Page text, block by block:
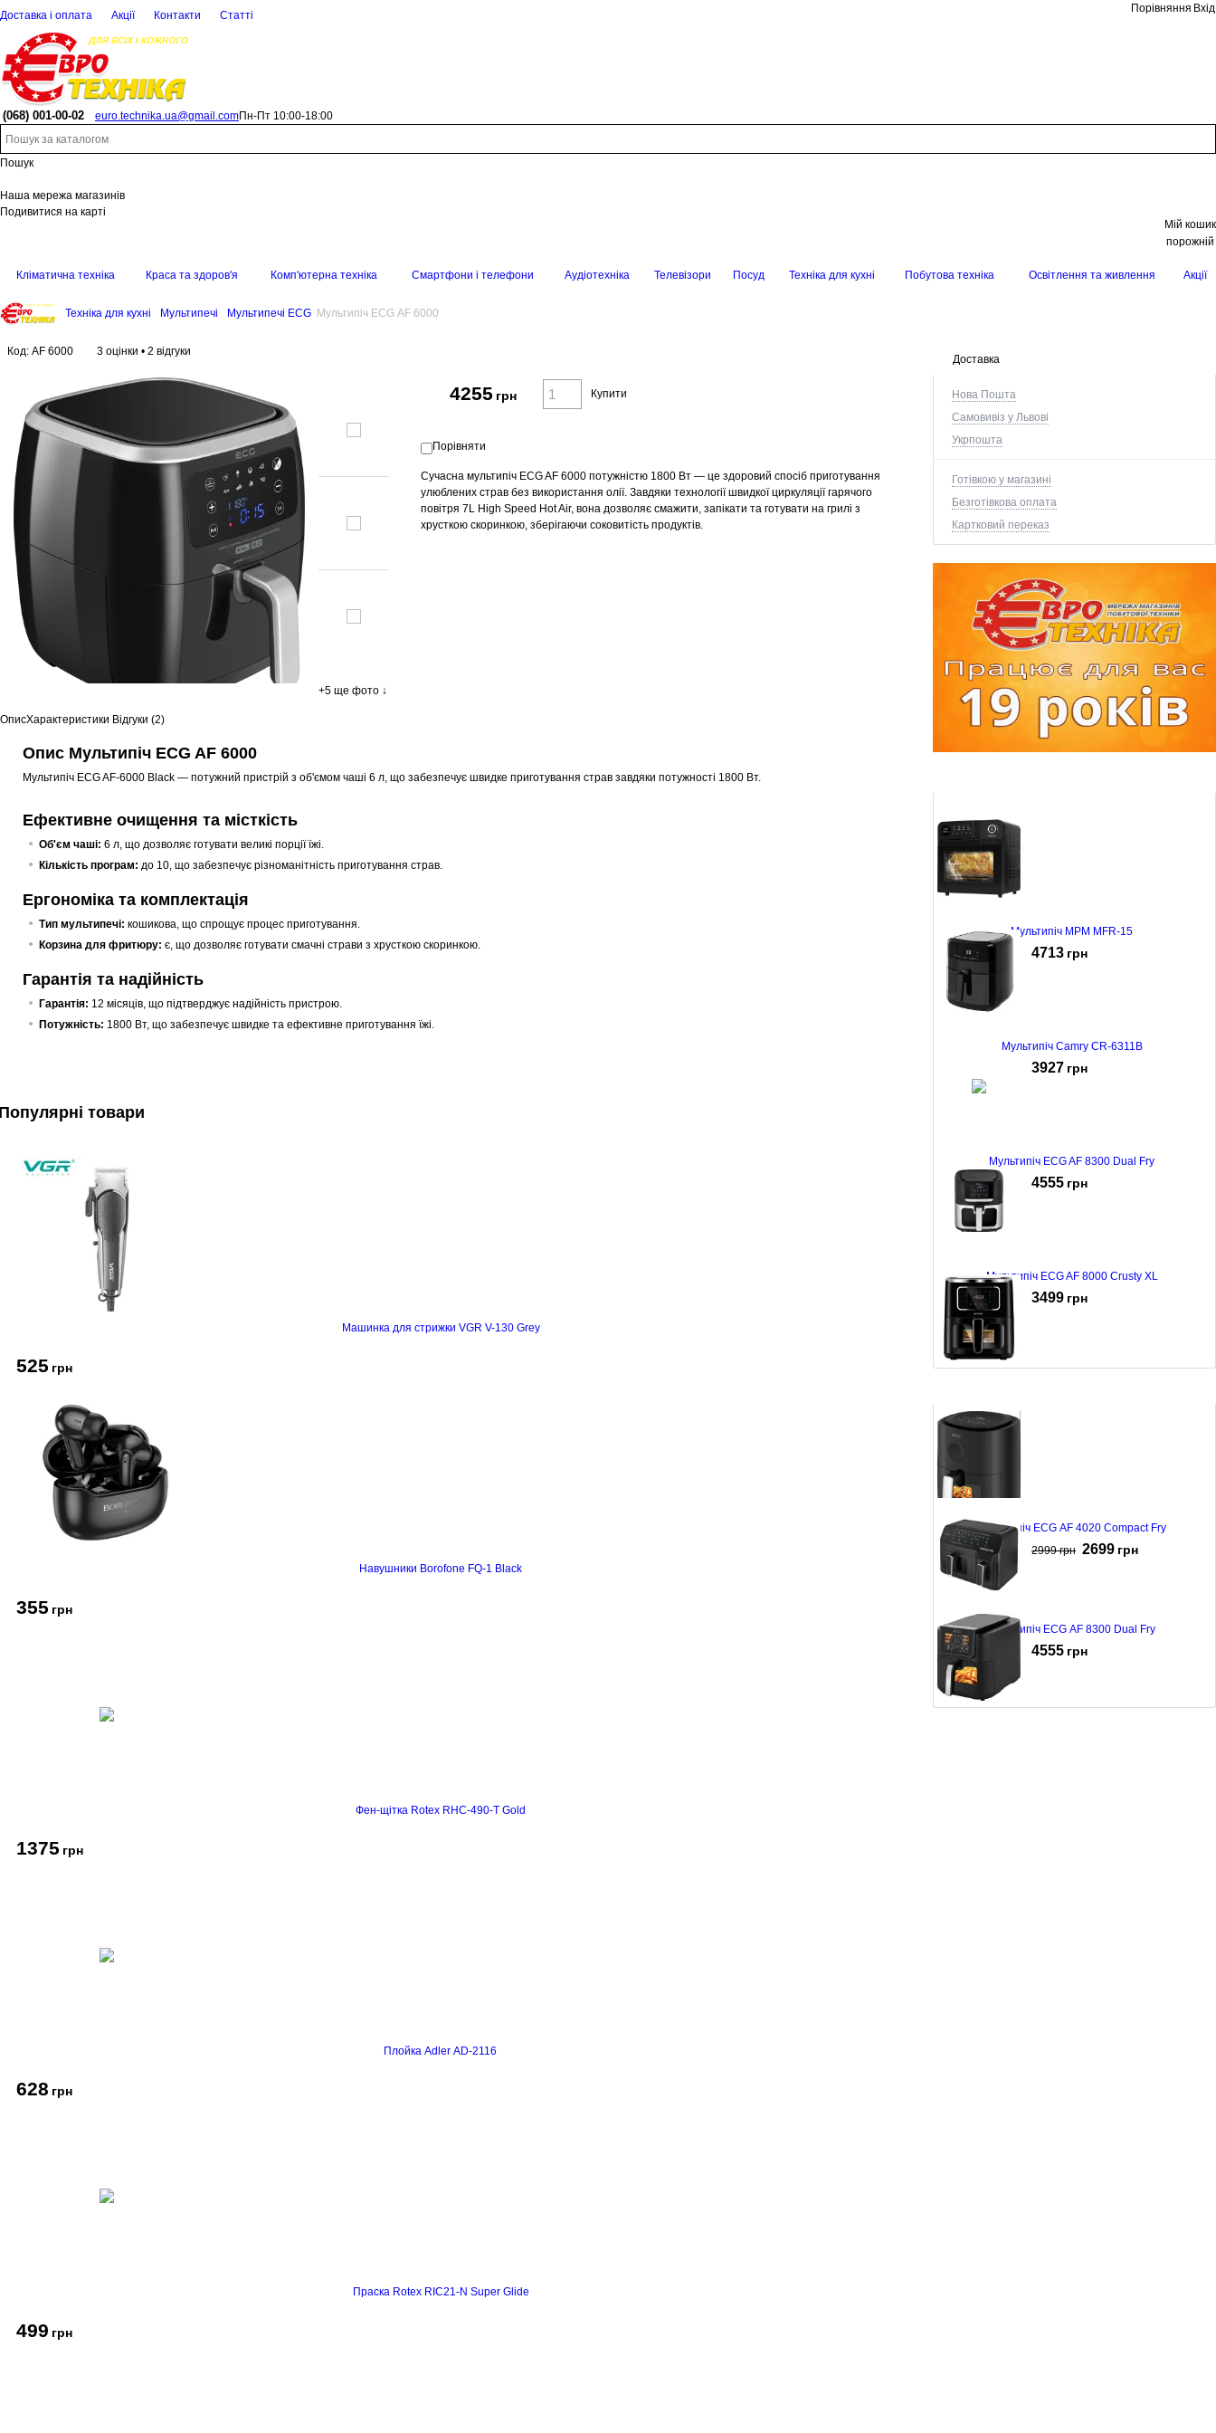
Доставка і оплата Акції Контакти Статті
Порівняння Вхід
(068) 001-00-02 euro.technika.ua@gmail.comПн-Пт 10:00-18:00
Пошук
Наша мережа магазинів
Подивитися на карті
Мій кошик
порожній
Кліматична техніка Краса та здоров'я Комп'ютерна техніка Смартфони і телефони Аудіотехніка Телевізори Посуд Техніка для кухні Побутова техніка Освітлення та живлення Акції
Техніка для кухні Мультипечі Мультипечі ECG Мультипіч ECG AF 6000
Доставка
Нова Пошта
Самовивіз у Львові
Укрпошта
Готівкою у магазині
Безготівкова оплата
Картковий переказ
Мультипіч MPM MFR-15
4713 грн
Мультипіч Camry CR-6311B
3927 грн
Мультипіч ECG AF 8300 Dual Fry
4555 грн
Мультипіч ECG AF 8000 Crusty XL
3499 грн
Мультипіч ECG AF 4020 Compact Fry
2999 грн 2699 грн
Мультипіч ECG AF 8300 Dual Fry
4555 грн
Код: AF 6000 3 оцінки • 2 відгуки
+5 ще фото ↓
4255 грн Купити
Порівняти
Сучасна мультипіч ECG AF 6000 потужністю 1800 Вт — це здоровий спосіб приготування
улюблених страв без використання олії. Завдяки технології швидкої циркуляції гарячого
повітря 7L High Speed Hot Air, вона дозволяє смажити, запікати та готувати на грилі з
хрусткою скоринкою, зберігаючи соковитість продуктів.
ОписХарактеристики Відгуки (2)
Опис Мультипіч ECG AF 6000
Мультипіч ECG AF-6000 Black — потужний пристрій з об'ємом чаші 6 л, що забезпечує швидке приготування страв завдяки потужності 1800 Вт.
Ефективне очищення та місткість
Об'єм чаші: 6 л, що дозволяє готувати великі порції їжі.
Кількість програм: до 10, що забезпечує різноманітність приготування страв.
Ергономіка та комплектація
Тип мультипечі: кошикова, що спрощує процес приготування.
Корзина для фритюру: є, що дозволяє готувати смачні страви з хрусткою скоринкою.
Гарантія та надійність
Гарантія: 12 місяців, що підтверджує надійність пристрою.
Потужність: 1800 Вт, що забезпечує швидке та ефективне приготування їжі.
товари
Машинка для стрижки VGR V-130 Grey
525 грн
Навушники Borofone FQ-1 Black
355 грн
Фен-щітка Rotex RHC-490-T Gold
1375 грн
Плойка Adler AD-2116
628 грн
Праска Rotex RIC21-N Super Glide
499 грн